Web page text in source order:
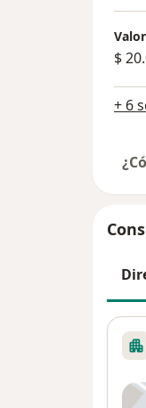
$
+ 6